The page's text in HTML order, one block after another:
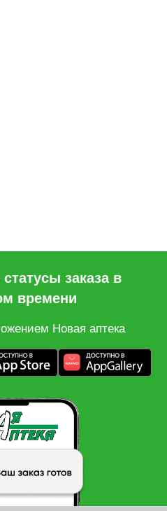
заказа в
времени
Новая аптека